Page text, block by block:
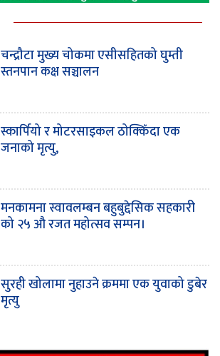
चन्द्रौटा मुख्य चोकमा एसीसहितको घुम्ती
स्तनपान कक्ष सञ्चालन
स्कार्पियो र मोटरसाइकल ठोक्किँदा एक
जनाको मृत्यु,
मनकामना स्वावलम्बन बहुबुद्देसिक सहकारी
को २५ औ रजत महोत्सव सम्पन।
सुरही खोलामा नुहाउने क्रममा एक युवाको डुबेर
मृत्यु